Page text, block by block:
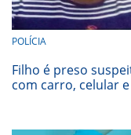
POLÍCIA
Filho é preso
com carro, celular